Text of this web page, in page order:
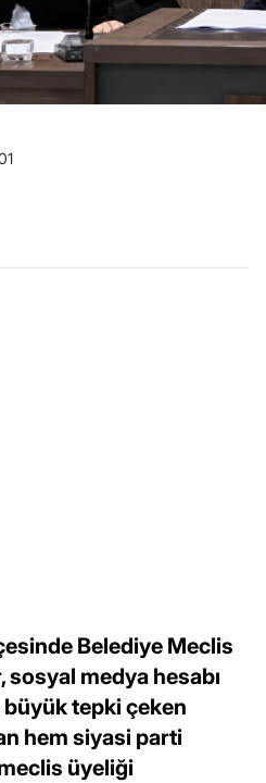
Belediye Meclis
sosyal medya hesabı
büyük tepki çeken
hem siyasi parti
üyeliği